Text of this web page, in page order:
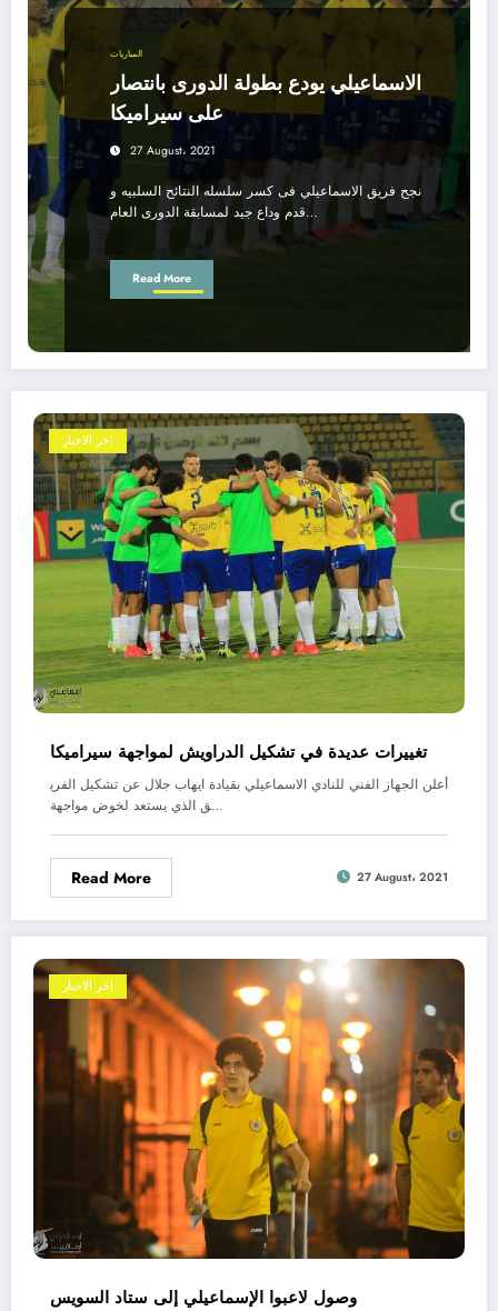
المباريات
الاسماعيلي يودع بطولة الدورى بانتصار
على سيراميكا
27 August، 2021
نجح فريق الاسماعيلي فى كسر سلسله النتائح السلبيه و
قدم وداع جيد لمسابقة الدورى العام…
Read More
اخر الاخبار
تغييرات عديدة في تشكيل الدراويش لمواجهة سيراميكا
أعلن الجهاز الفني للنادي الاسماعيلي بقيادة ايهاب جلال عن تشكيل الفري
ق الذي يستعد لخوض مواجهة…
Read More 27 August، 2021
اخر الاخبار
وصول لاعبوا الإسماعيلي إلى ستاد السويس